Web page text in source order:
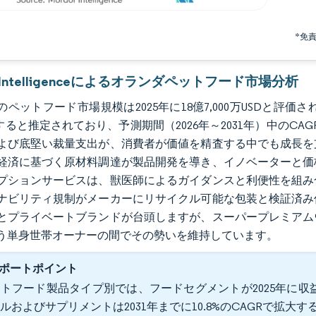
*免
によるオランダペットフード市場分析
ペットフード市場規模は2025年に18億7,000万USDと評価さ
ると推定されており、予測期間（2026年～2031年）中の
び底堅い裁量支出が、消費者が価値を精査する中でも成長
済に基づく原材料調達が製品開発を導き、イノベーターと
ションサービスは、獣医師によるガイダンスと利便性を組
ビリティ規制がメーカーにリサイクル可能な包装と検証済
プライベートブランドが台頭しますが、スーパープレミア
単身世帯オーナーの間でその勢いを維持しています。
ートポイント
フード製品タイプ別では、フードセグメントが2025年に
およびサプリメントは2031年までに10.8%のCAGRで拡大す